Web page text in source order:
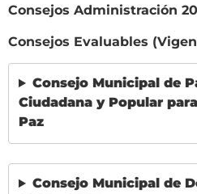
Consejos Administración
Consejos Evaluables
Consejo Municipal de
Ciudadana y Popular
Paz
Consejo Municipal de